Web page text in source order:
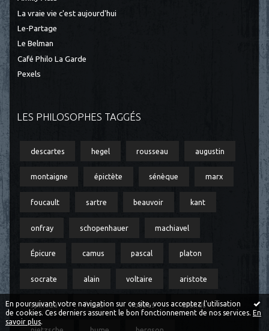
En poursuivant votre navigation sur ce site, vous acceptez l'utilisation
de cookies. Ces derniers assurent le bon fonctionnement de nos services. En
savoir plus.
La vraie vie c'est aujourd'hui
Le-Partage
Le Belman
Café Philo La Garde
Pexels
LES PHILOSOPHES TAGGÉS
descartes hegel rousseau augustin
montaigne épictète sénèque marx
foucault sartre beauvoir kant
onfray schopenhauer machiavel
Épicure camus pascal platon
socrate alain voltaire aristote
spinoza freud hobbes arendt